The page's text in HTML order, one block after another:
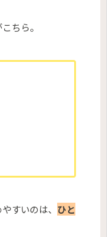
ちら。
すいのは、 ひと